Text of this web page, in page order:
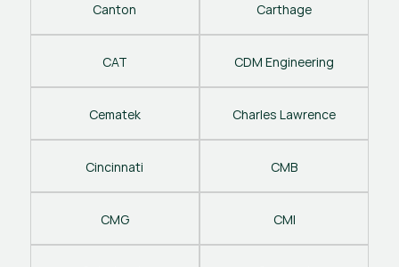
Canton Carthage
CAT CDM Engineering
Cematek Charles Lawrence
Cincinnati CMB
CMG CMI